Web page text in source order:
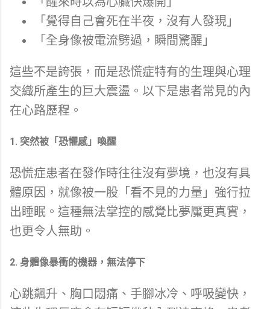
「覺得自己會死在半夜，沒有人發現」
「全身像被電流劈過，瞬間驚醒」
這些不是誇張，而是恐慌症特有的生理與心理
交織所產生的巨大震盪。以下是患者常見的內
在心路歷程。
1. 突然被「恐懼感」喚醒
恐慌症患者在發作時往往沒有夢境，也沒有具
體原因，就像被一股「看不見的力量」強行拉
出睡眠。這種無法掌控的感覺比夢魘更真實，
也更令人無助。
2. 身體像暴衝的機器，無法停下
心跳飆升、胸口悶痛、手腳冰冷、呼吸變快，